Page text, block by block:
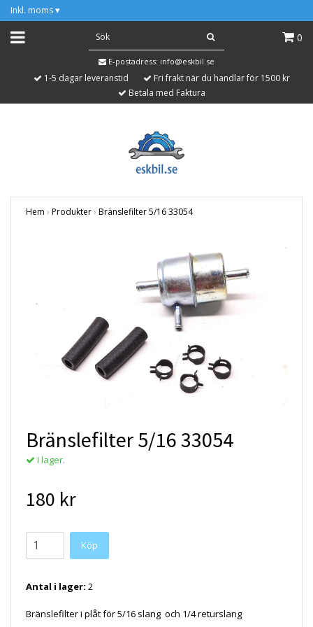
Inkl. moms ▾
0
E-postadress: info@eskbil.se
1-5 dagar leveranstid
Fri frakt när du handlar för 1500 kr
Betala med Faktura
Hem › Produkter› Bränslefilter 5/16 33054
Bränslefilter 5/16 33054
I lager.
180 kr
Antal i lager: 2
Bränslefilter i plåt för 5/16 slang och 1/4 returslang